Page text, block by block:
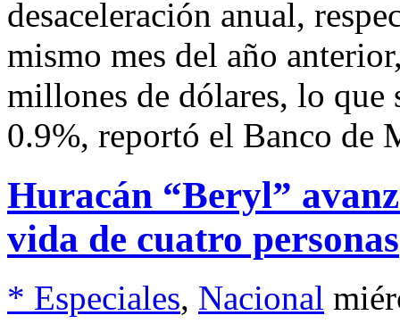
desaceleración anual,
mismo mes del año
millones de dólares, lo
0.9%, reportó el Banco de
Huracán “Beryl”
vida de cuatro personas
* Especiales, Nacional